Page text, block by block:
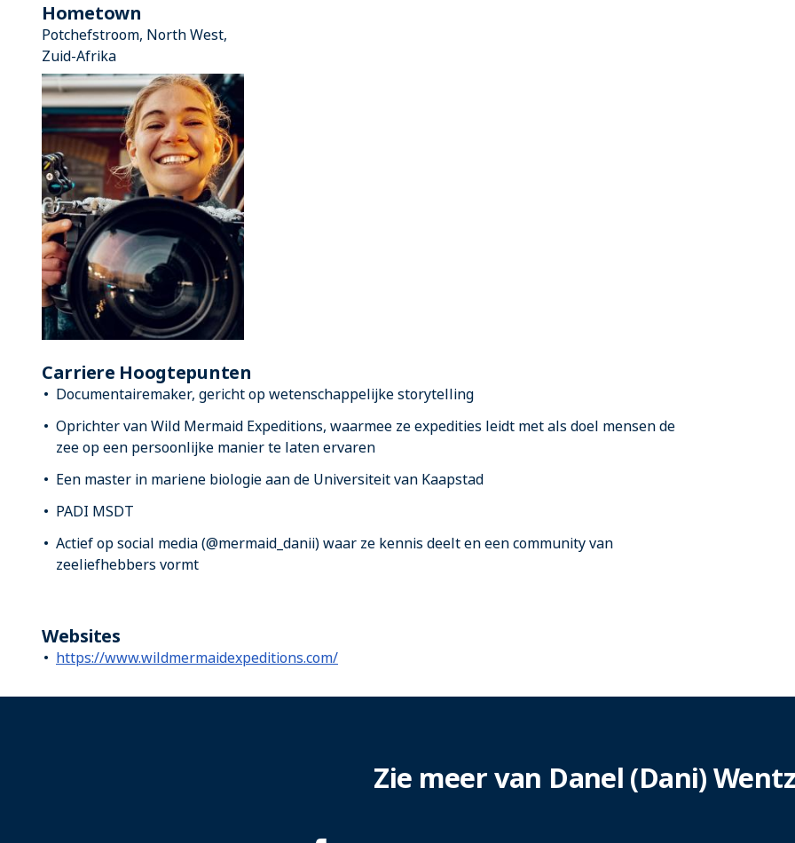
Hometown
Potchefstroom, North West,
Zuid-Afrika
Carriere Hoogtepunten
Documentairemaker, gericht op wetenschappelijke storytelling
Oprichter van Wild Mermaid Expeditions, waarmee ze expedities leidt met als doel mensen de
zee op een persoonlijke manier te laten ervaren
Een master in mariene biologie aan de Universiteit van Kaapstad
PADI MSDT
Actief op social media (@mermaid_danii) waar ze kennis deelt en een community van
zeeliefhebbers vormt
Websites
https://www.wildmermaidexpeditions.com/
Zie meer van Danel (Dani)